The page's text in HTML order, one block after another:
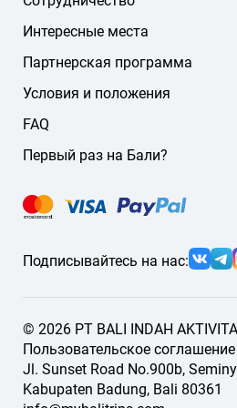
Если нужного языка нет на
подберём подходящего гида
Подписывайтесь на нас:
Интересные места
Партнерская программа
Условия и положения
FAQ
Первый раз на Бали?
© 2026 PT BALI INDAH
Пользовательское соглашение
Jl. Sunset Road No.900b,
Kabupaten Badung, Bali 80361